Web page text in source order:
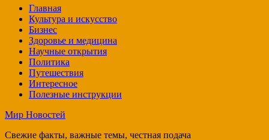
Главная
Культура и искусство
Бизнес
Здоровье и медицина
Научные открытия
Политика
Путешествия
Интересное
Полезные инструкции
Мир Новостей
Свежие факты, важные темы, честная подача